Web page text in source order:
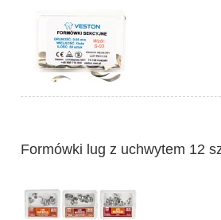
Formówki lug z uchwytem 12